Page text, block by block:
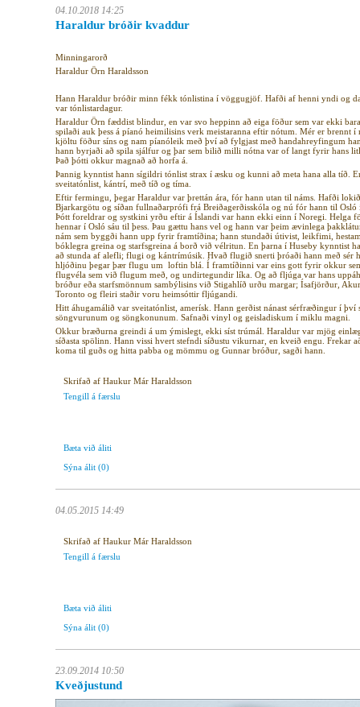
04.10.2018 14:25
Haraldur bróðir kvaddur
Minningarorð
Haraldur Örn Haraldsson
Hann Haraldur bróðir minn fékk tónlistina í vöggugjöf. Hafði af henni yndi og
var tónlistardagur.
Haraldur Örn fæddist blindur, en var svo heppinn að eiga föður sem var ekki
spilaði auk þess á píanó heimilisins verk meistaranna eftir nótum. Mér er brennt
kjöltu föður síns og nam píanóleik með því að fylgjast með handahreyfingum
hann byrjaði að spila sjálfur og þar sem bilið milli nótna var of langt fyrir hans
Það þótti okkur magnað að horfa á.
Þannig kynntist hann sígildri tónlist strax í æsku og kunni að meta hana alla tíð.
sveitatónlist, kántrí, með tíð og tíma.
Eftir fermingu, þegar Haraldur var þrettán ára, fór hann utan til náms. Hafði
Bjarkargötu og síðan fullnaðarprófi frá Breiðagerðisskóla og nú fór hann til
Þótt foreldrar og systkini yrðu eftir á Íslandi var hann ekki einn í Noregi. Helga
hennar í Osló sáu til þess. Þau gættu hans vel og hann var þeim ævinlega
nám sem byggði hann upp fyrir framtíðina; hann stundaði útivist, leikfimi,
bóklegra greina og starfsgreina á borð við vélritun. En þarna í Huseby kynntist
að stunda af alefli; flugi og kántrímúsik. Hvað flugið snerti þróaði hann með
hljóðinu þegar þær flugu um loftin blá. Í framtíðinni var eins gott fyrir okkur
flugvéla sem við flugum með, og undirtegundir líka. Og að fljúga var hans
bróður eða starfsmönnum sambýlisins við Stigahlíð urðu margar; Ísafjörður,
Toronto og fleiri staðir voru heimsóttir fljúgandi.
Hitt áhugamálið var sveitatónlist, amerísk. Hann gerðist nánast sérfræðingur í
söngvurunum og söngkonunum. Safnaði vinyl og geisladiskum í miklu magni.
Okkur bræðurna greindi á um ýmislegt, ekki síst trúmál. Haraldur var mjög
síðasta spölinn. Hann vissi hvert stefndi síðustu vikurnar, en kveið engu. Frekar
koma til guðs og hitta pabba og mömmu og Gunnar bróður, sagði hann.
Skrifað af Haukur Már Haraldsson
Tengill á færslu
Bæta við áliti
Sýna álit (0)
04.05.2015 14:49
Skrifað af Haukur Már Haraldsson
Tengill á færslu
Bæta við áliti
Sýna álit (0)
23.09.2014 10:50
Kveðjustund